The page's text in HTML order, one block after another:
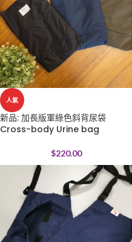
人氣
新品: 加長版軍綠色斜背尿袋
Cross-body Urine bag
$220.00